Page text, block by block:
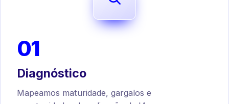
01
Diagnóstico
Mapeamos maturidade, gargalos e